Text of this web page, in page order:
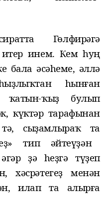
Гөлфирәгә
инем. Кем һуң
бала әсәһеме, әллә
һынған
ҡатын-ҡыҙ булып
күктәр тарафынан
сыҙамлыраҡ та
тип әйтеүҙән
ҙә һеҙгә түҙеп
хәсрәтегеҙ менән
илап та алырға